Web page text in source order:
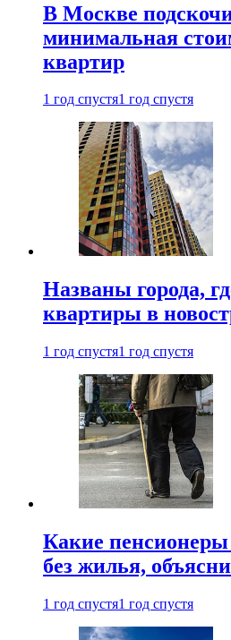
В Москве
минимальная
квартир
1 год спустя1 год спустя
Названы города,
квартиры в
1 год спустя1 год спустя
Какие пенсионеры
без жилья,
1 год спустя1 год спустя